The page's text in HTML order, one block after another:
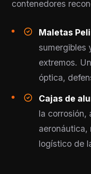
contenedores
Maletas
sumergibles
extremos.
óptica,
Cajas de
la corrosión,
aeronáutica,
logístico de